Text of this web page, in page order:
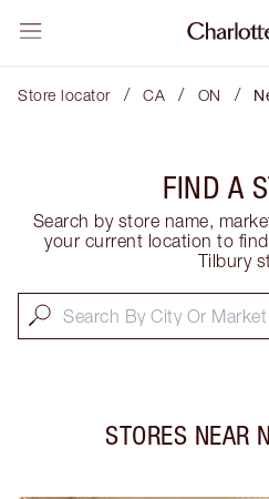
Store locator / CA / ON /
FIND A
Search by store name,
your current location to
Tilbury
STORES NEAR